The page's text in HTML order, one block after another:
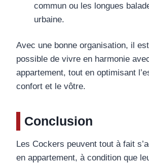
commun ou les longues
urbaine.
Avec une bonne organisation, il
possible de vivre en harmonie
appartement, tout en optimisant
confort et le vôtre.
Conclusion
Les Cockers peuvent tout à fait
en appartement, à condition que